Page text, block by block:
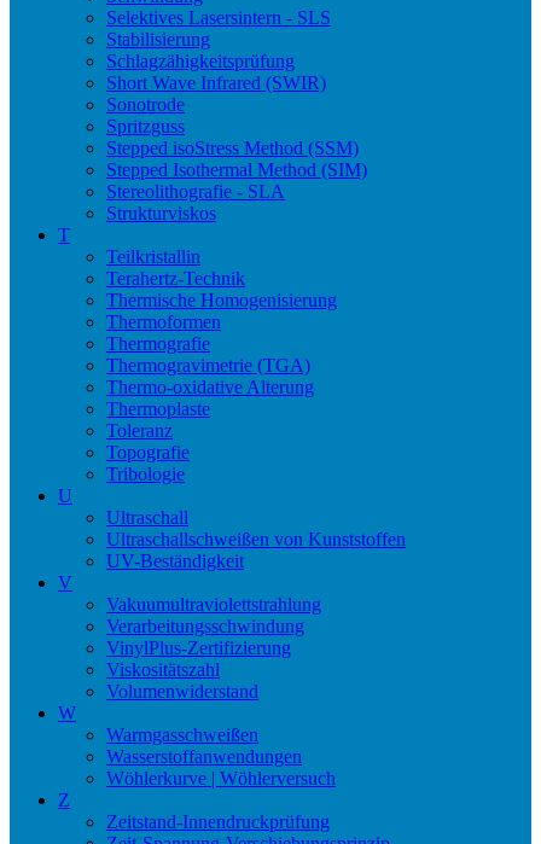
Selektives Lasersintern - SLS
Stabilisierung
Schlagzähigkeitsprüfung
Short Wave Infrared (SWIR)
Sonotrode
Spritzguss
Stepped isoStress Method (SSM)
Stepped Isothermal Method (SIM)
Stereolithografie - SLA
Strukturviskos
T
Teilkristallin
Terahertz-Technik
Thermische Homogenisierung
Thermoformen
Thermografie
Thermogravimetrie (TGA)
Thermo-oxidative Alterung
Thermoplaste
Toleranz
Topografie
Tribologie
U
Ultraschall
Ultraschallschweißen von Kunststoffen
UV-Beständigkeit
V
Vakuumultraviolettstrahlung
Verarbeitungsschwindung
VinylPlus-Zertifizierung
Viskositätszahl
Volumenwiderstand
W
Warmgasschweißen
Wasserstoffanwendungen
Wöhlerkurve | Wöhlerversuch
Z
Zeitstand-Innendruckprüfung